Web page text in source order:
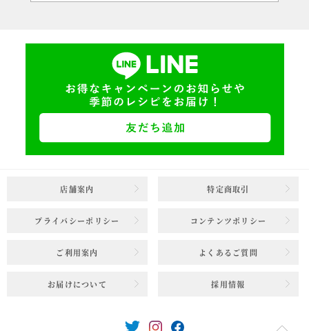
店舗案内 特定商取引
プライバシーポリシー コンテンツポリシー
ご利用案内 よくあるご質問
お届けについて 採用情報